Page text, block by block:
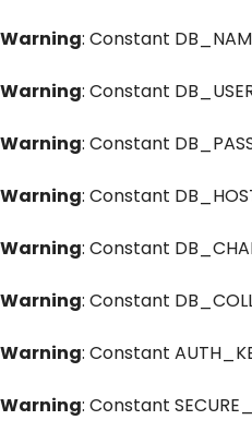
Warning: Constant
Warning: Constant
Warning: Constant
Warning: Constant
Warning: Constant
Warning: Constant
Warning: Constant
Warning: Constant